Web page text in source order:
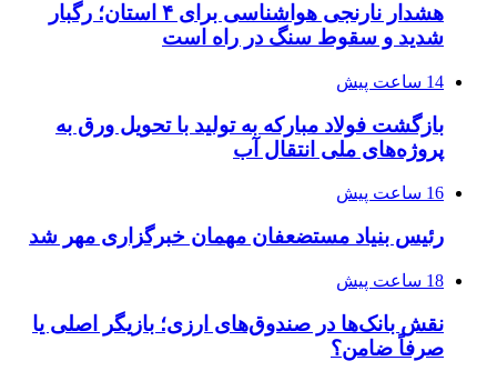
هشدار نارنجی هواشناسی برای ۴ استان؛ رگبار
شدید و سقوط سنگ در راه است
14 ساعت پیش
بازگشت فولاد مبارکه به تولید با تحویل ورق به
پروژه‌های ملی انتقال آب
16 ساعت پیش
رئیس بنیاد مستضعفان مهمان خبرگزاری مهر شد
18 ساعت پیش
نقش بانک‌ها در صندوق‌های ارزی؛ بازیگر اصلی یا
صرفاً ضامن؟